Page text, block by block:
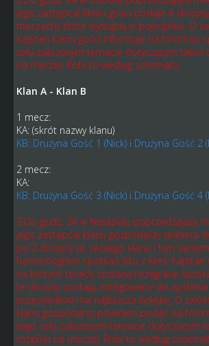
jego zastępca) klanu gości podaje 4
meczach), które wystąpią w pojedynku. O
kapitan klanu gości informuje na forum (w
celu założonym temacie dotyczącym tabel
na mecze). Robi to według schematu:
Klan A - Klan B
1 mecz:
KA: (skrót nazwy klanu)
KB: Drużyna Gość 1 (Nick) i Drużyna Gość 2
2 mecz:
KA:
KB: Drużyna Gość 3 (Nick) i Drużyna Gość 4
3.Do godz. 24 w Niedzielę poprzedzający
jego zastępca) klanu gospodarzy dobiera
po 2 drużyny ze swojego klanu i tym
harmonogram spotkań (kto z kim). Kapitan
na których torach zostaną rozegrane
te drużyny zostają zobligowane do
przeciwnikom na najbliższa kolejkę. O
klanu gospodarzy powinien podać na
tego celu założonym temacie dotyczącym
rozpiski na mecze). Robi to według